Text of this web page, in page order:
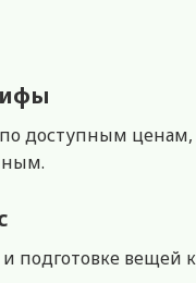
доступным
подготовке вещей